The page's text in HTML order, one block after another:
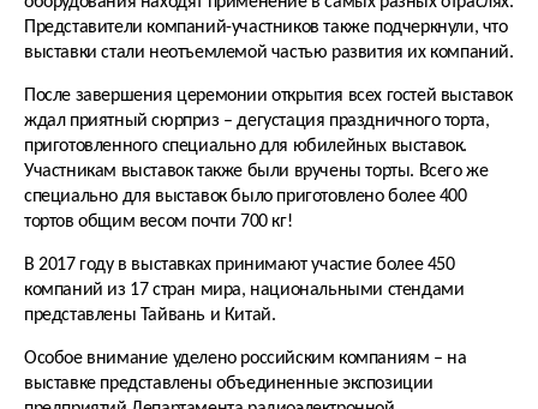
Представители компаний-участников также подчеркнули, что
выставки стали неотъемлемой частью развития их компаний.
После завершения церемонии открытия всех гостей выставок
ждал приятный сюрприз – дегустация праздничного торта,
приготовленного специально для юбилейных выставок.
Участникам выставок также были вручены торты. Всего же
специально для выставок было приготовлено более 400
тортов общим весом почти 700 кг!
В 2017 году в выставках принимают участие более 450
компаний из 17 стран мира, национальными стендами
представлены Тайвань и Китай.
Особое внимание уделено российским компаниям – на
выставке представлены объединенные экспозиции